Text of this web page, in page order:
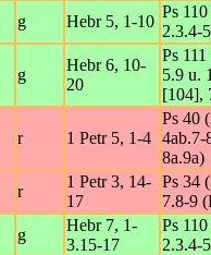
g Hebr 5, 1-10
Ps
2.3.4-
g
Hebr 6, 10-
20
Ps
5.9 u.
[104],
r 1 Petr 5, 1-4
Ps 40
4ab.7-
8a.9a)
r
1 Petr 3, 14-
17
Ps 34
7.8-9
g
Hebr 7, 1-
3.15-17
Ps
2.3.4-